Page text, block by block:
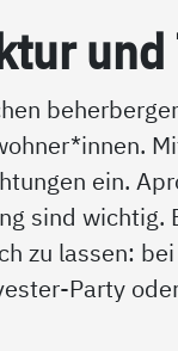
ein.
sind wichtig.
zu lassen:
Party